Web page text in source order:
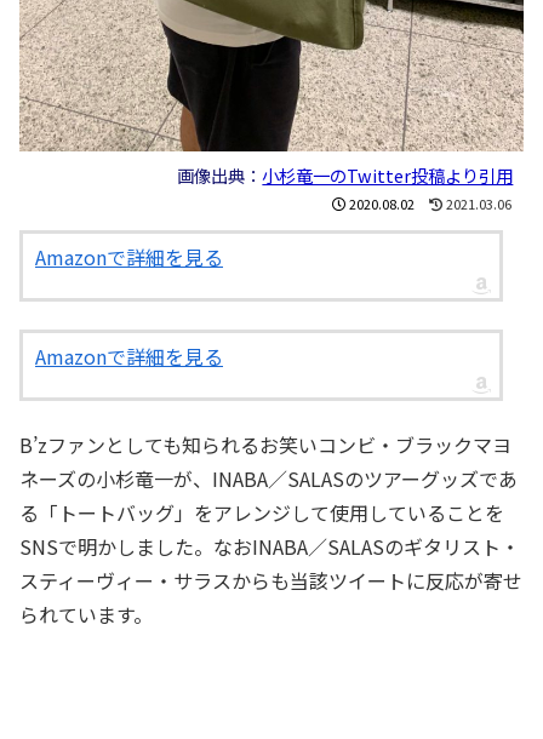
画像出典：小杉竜一のTwitter投稿より引用
2020.08.02 2021.03.06
Amazonで詳細を見る
Amazonで詳細を見る
B’zファンとしても知られるお笑いコンビ・ブラックマヨ
ネーズの小杉竜一が、INABA／SALASのツアーグッズであ
る「トートバッグ」をアレンジして使用していることを
SNSで明かしました。なおINABA／SALASのギタリスト・
スティーヴィー・サラスからも当該ツイートに反応が寄せ
られています。